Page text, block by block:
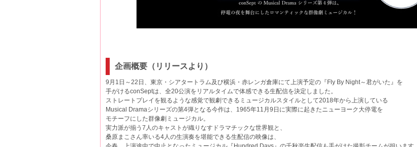
企画概要（リリースより）
9月1日～22日、東京・シアタートラム及び横浜・赤レンガ倉庫にて上演予定の『Fly By Night～君がいた』を
手がけるconSeptは、全20公演をリアルタイムで体感できる生配信を決定しました。
ストレートプレイを観るような感覚で観劇できるミュージカルスタイルとして2018年から上演している
Musical Dramaシリーズの第4弾となる今作は、1965年11月9日に実際に起きたニューヨーク大停電を
モチーフにした群像劇ミュージカル。
実力派が揃う7人のキャストが織りなすドラマチックな世界観と、
桑原まこさん率いる4人の生演奏を堪能できる生配信の映像は、